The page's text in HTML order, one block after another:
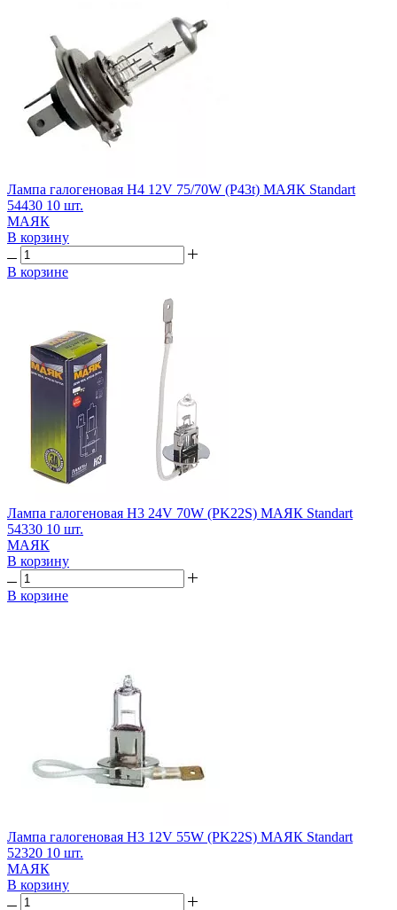
Лампа галогеновая H4 12V 75/70W (P43t) МАЯК Standart
54430 10 шт.
МАЯК
В корзину
В корзине
Лампа галогеновая H3 24V 70W (PK22S) МАЯК Standart
54330 10 шт.
МАЯК
В корзину
В корзине
Лампа галогеновая H3 12V 55W (PK22S) МАЯК Standart
52320 10 шт.
МАЯК
В корзину